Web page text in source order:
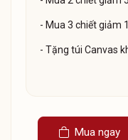
- Mua 3 chiết giảm
- Tặng túi Canvas
Mua ngay